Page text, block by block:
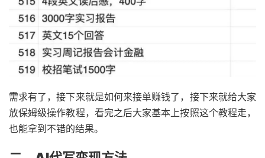
需求有了，接下来就是如何来接单赚钱了，接下来就给大家
放保姆级操作教程，看完之后大家基本上按照这个教程走，
也能拿到不错的结果。